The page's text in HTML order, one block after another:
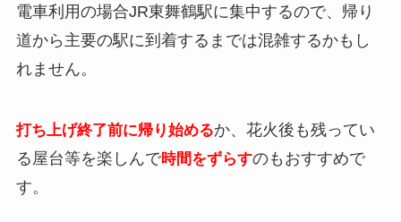
電車利用の場合JR東舞鶴駅に集中するので、帰り
道から主要の駅に到着するまでは混雑するかもし
れません。
打ち上げ終了前に帰り始めるか、花火後も残ってい
る屋台等を楽しんで時間をずらすのもおすすめで
す。